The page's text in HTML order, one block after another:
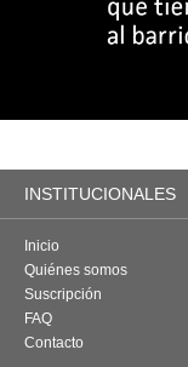
INSTITUCIONALES
Inicio
Quiénes somos
Suscripción
FAQ
Contacto